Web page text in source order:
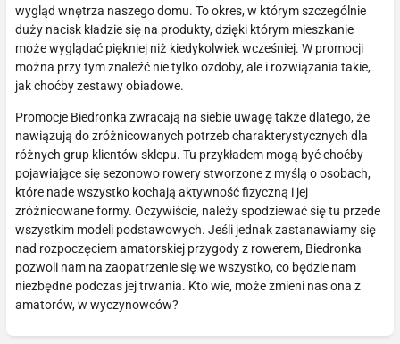
wygląd wnętrza naszego domu. To okres, w którym szczególnie
duży nacisk kładzie się na produkty, dzięki którym mieszkanie
może wyglądać piękniej niż kiedykolwiek wcześniej. W promocji
można przy tym znaleźć nie tylko ozdoby, ale i rozwiązania takie,
jak choćby zestawy obiadowe.
Promocje Biedronka zwracają na siebie uwagę także dlatego, że
nawiązują do zróżnicowanych potrzeb charakterystycznych dla
różnych grup klientów sklepu. Tu przykładem mogą być choćby
pojawiające się sezonowo rowery stworzone z myślą o osobach,
które nade wszystko kochają aktywność fizyczną i jej
zróżnicowane formy. Oczywiście, należy spodziewać się tu przede
wszystkim modeli podstawowych. Jeśli jednak zastanawiamy się
nad rozpoczęciem amatorskiej przygody z rowerem, Biedronka
pozwoli nam na zaopatrzenie się we wszystko, co będzie nam
niezbędne podczas jej trwania. Kto wie, może zmieni nas ona z
amatorów, w wyczynowców?